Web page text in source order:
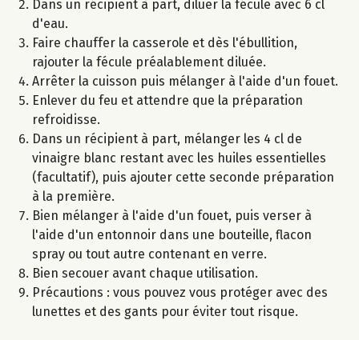
Dans un récipient à part, diluer la fécule avec 6 cl
d'eau.
Faire chauffer la casserole et dès l'ébullition,
rajouter la fécule préalablement diluée.
Arrêter la cuisson puis mélanger à l'aide d'un fouet.
Enlever du feu et attendre que la préparation
refroidisse.
Dans un récipient à part, mélanger les 4 cl de
vinaigre blanc restant avec les huiles essentielles
(facultatif), puis ajouter cette seconde préparation
à la première.
Bien mélanger à l'aide d'un fouet, puis verser à
l'aide d'un entonnoir dans une bouteille, flacon
spray ou tout autre contenant en verre.
Bien secouer avant chaque utilisation.
Précautions : vous pouvez vous protéger avec des
lunettes et des gants pour éviter tout risque.